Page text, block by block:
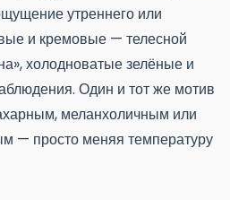
утреннего или
и кремовые — телесной
холодноватые зелёные и
Один и тот же мотив
меланхоличным или
— просто меняя температуру